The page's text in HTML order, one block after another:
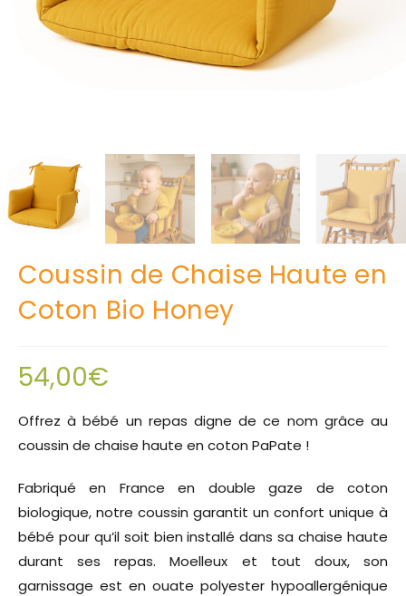
Coussin de Chaise Haute en
Coton Bio Honey
54,00€
Offrez à bébé un repas digne de ce nom grâce au
coussin de chaise haute en coton PaPate !
Fabriqué en France en double gaze de coton
biologique, notre coussin garantit un confort unique à
bébé pour qu’il soit bien installé dans sa chaise haute
durant ses repas. Moelleux et tout doux, son
garnissage est en ouate polyester hypoallergénique